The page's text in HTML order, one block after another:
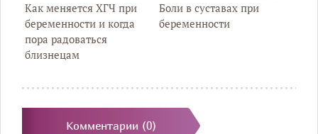
Как меняется ХГЧ при
беременности и когда
пора радоваться
близнецам
Боли в суставах при
беременности
Комментарии (0)